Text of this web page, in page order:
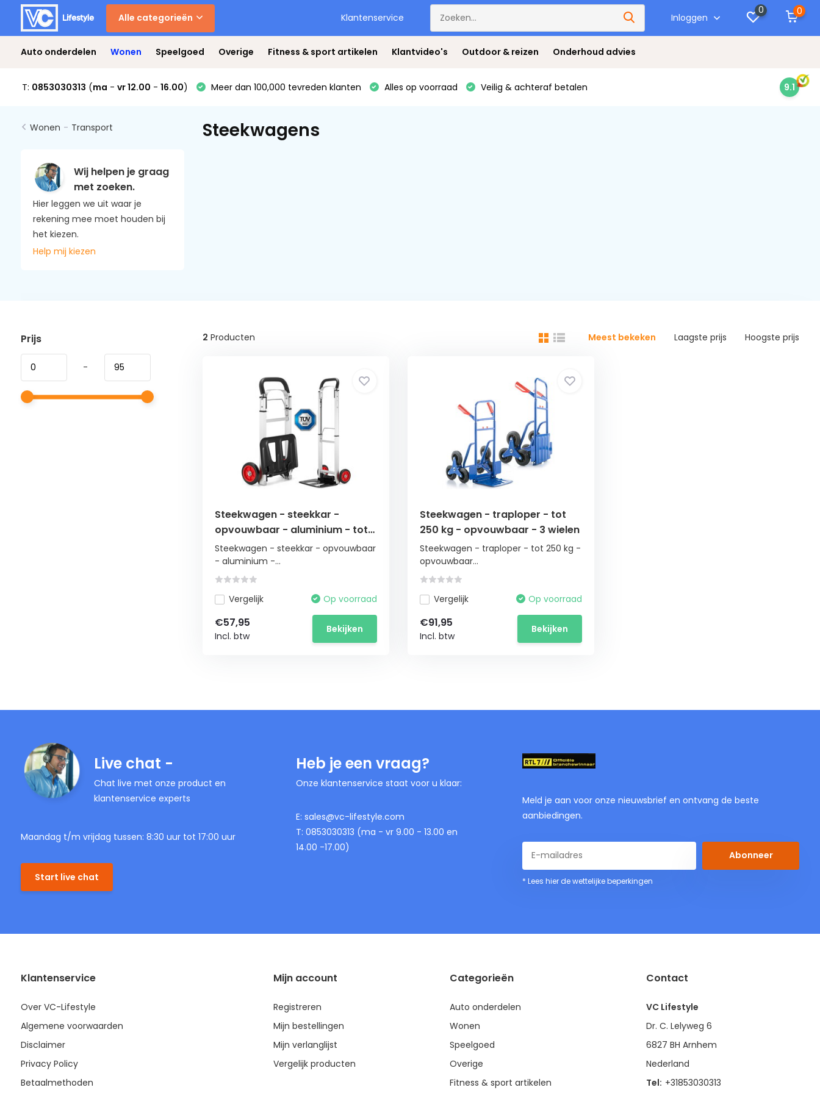
Alle categorieën Klantenservice Inloggen
0 0
Auto onderdelen Wonen Speelgoed Overige Fitness & sport artikelen Klantvideo's Outdoor & reizen Onderhoud advies
T: 0853030313 (ma - vr 12.00 - 16.00) Meer dan 100,000 tevreden klanten Alles op voorraad Veilig & achteraf betalen 9.1
Wonen - Transport
Wij helpen je graag
met zoeken.
Hier leggen we uit waar je
rekening mee moet houden bij
het kiezen.
Help mij kiezen
Steekwagens
Prijs
-
2 Producten Meest bekeken Laagste prijs Hoogste prijs
Steekwagen - steekkar -
opvouwbaar - aluminium - tot
90 kg
Steekwagen - steekkar - opvouwbaar
- aluminium -...
Vergelijk Op voorraad
€57,95
Incl. btw
Bekijken
Steekwagen - traploper - tot
250 kg - opvouwbaar - 3 wielen
Steekwagen - traploper - tot 250 kg -
opvouwbaar...
Vergelijk Op voorraad
€91,95
Incl. btw
Bekijken
Live chat -
Chat live met onze product en
klantenservice experts
Maandag t/m vrijdag tussen: 8:30 uur tot 17:00 uur
Start live chat
Heb je een vraag?
Onze klantenservice staat voor u klaar:
E: sales@vc-lifestyle.com
T: 0853030313 (ma - vr 9.00 - 13.00 en
14.00 -17.00)
Meld je aan voor onze nieuwsbrief en ontvang de beste
aanbiedingen.
Abonneer
* Lees hier de wettelijke beperkingen
Klantenservice
Over VC-Lifestyle
Algemene voorwaarden
Disclaimer
Privacy Policy
Betaalmethoden
Mijn account
Registreren
Mijn bestellingen
Mijn verlanglijst
Vergelijk producten
Categorieën
Auto onderdelen
Wonen
Speelgoed
Overige
Fitness & sport artikelen
Contact
VC Lifestyle
Dr. C. Lelyweg 6
6827 BH Arnhem
Nederland
Tel: +31853030313